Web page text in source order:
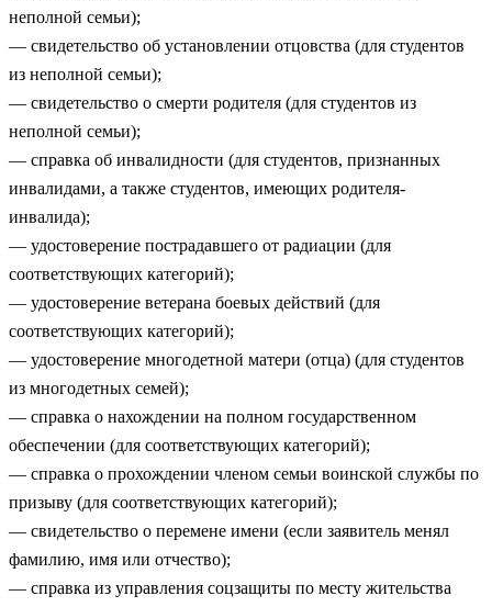
неполной семьи);
— свидетельство об установлении отцовства (для студентов
из неполной семьи);
— свидетельство о смерти родителя (для студентов из
неполной семьи);
— справка об инвалидности (для студентов, признанных
инвалидами, а также студентов, имеющих родителя-
инвалида);
— удостоверение пострадавшего от радиации (для
соответствующих категорий);
— удостоверение ветерана боевых действий (для
соответствующих категорий);
— удостоверение многодетной матери (отца) (для студентов
из многодетных семей);
— справка о нахождении на полном государственном
обеспечении (для соответствующих категорий);
— справка о прохождении членом семьи воинской службы по
призыву (для соответствующих категорий);
— свидетельство о перемене имени (если заявитель менял
фамилию, имя или отчество);
— справка из управления соцзащиты по месту жительства